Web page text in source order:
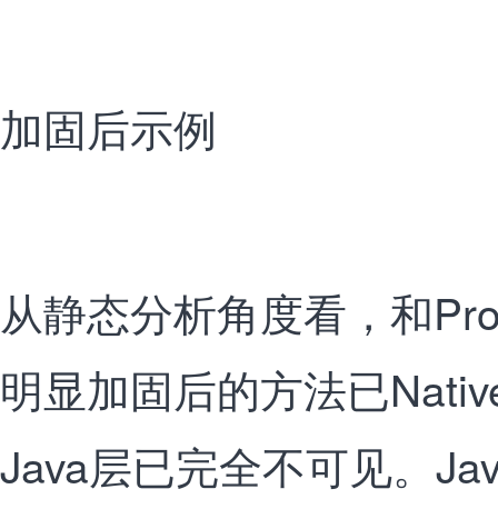
加固后示例
从静态分析角度看，和
明显加固后的方法已
Java层已完全不可见。